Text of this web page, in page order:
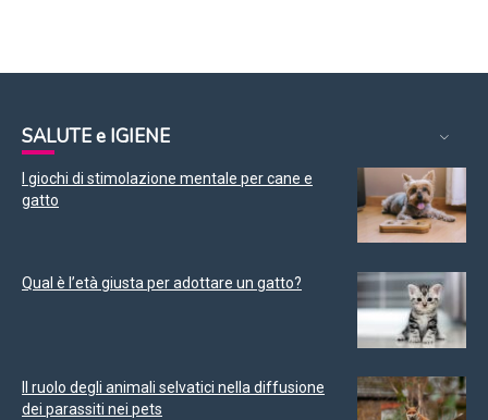
SALUTE e IGIENE
I giochi di stimolazione mentale per cane e
gatto
Qual è l’età giusta per adottare un gatto?
Il ruolo degli animali selvatici nella diffusione
dei parassiti nei pets